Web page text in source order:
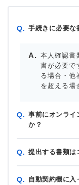
Q. 手続きに必要な
本人確認書
書が必要で
る場合・他
を超える場
Q. 事前にオンライ
か？
Q. 提出する書類は
Q. 自動契約機に入